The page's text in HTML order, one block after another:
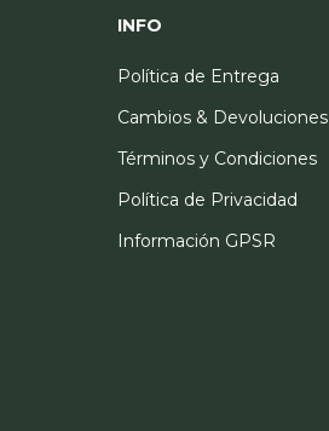
INFO
Política de Entrega
Cambios & Devoluciones
Términos y Condiciones
Política de Privacidad
Información GPSR